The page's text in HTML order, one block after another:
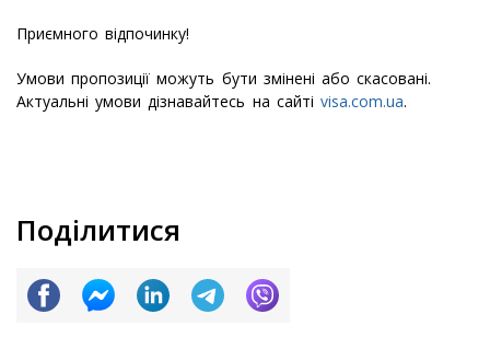
Приємного відпочинку!
Умови пропозиції можуть бути змінені або скасовані.
Актуальні умови дізнавайтесь на сайтіvisa.com.ua.
Поділитися